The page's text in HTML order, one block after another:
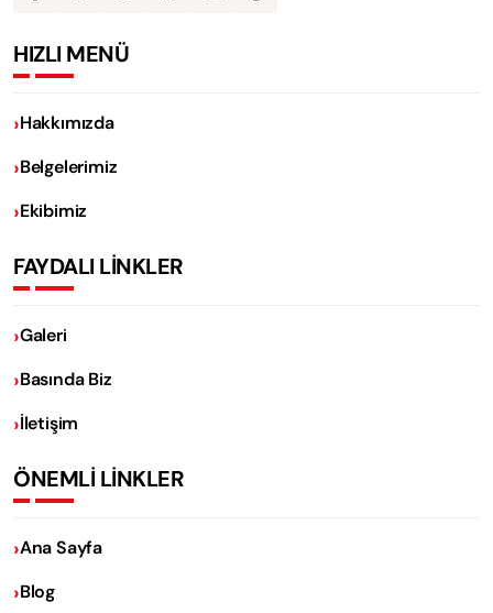
HIZLI MENÜ
Hakkımızda
Belgelerimiz
Ekibimiz
FAYDALI LİNKLER
Galeri
Basında Biz
İletişim
ÖNEMLİ LİNKLER
Ana Sayfa
Blog